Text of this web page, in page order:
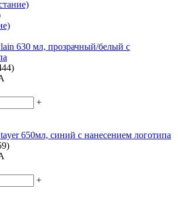
630 мл, прозрачный/белый с
+
650мл, синий с нанесением логотипа
+